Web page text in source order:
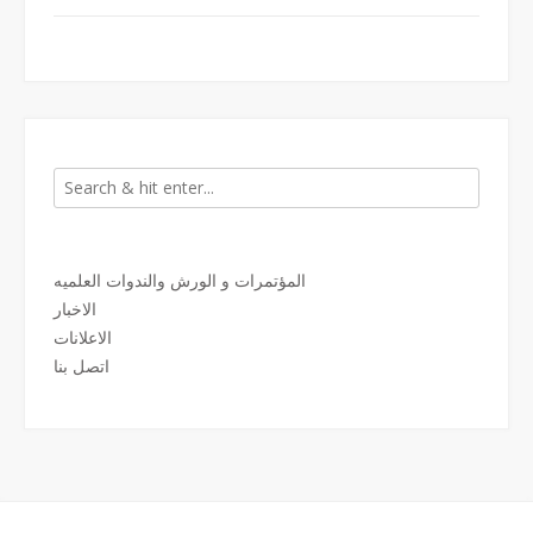
المؤتمرات و الورش والندوات العلميه
الاخبار
الاعلانات
اتصل بنا